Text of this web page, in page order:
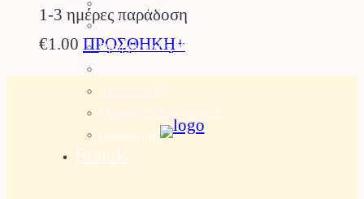
1-3 ημέρες παράδοση
€1.00 ΠΡΟΣΘΗΚΗ+
Εξαερωτήρες
Θρυμματιστές Κλαδιών
Αρμοκόφτες
Μπαταρίες & Φορτιστές
Αναλώσιμα
Brands